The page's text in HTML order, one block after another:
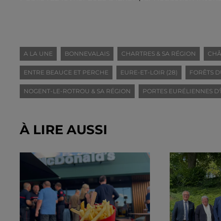
A LA UNE BONNEVALAIS CHARTRES & SA RÉGION
ENTRE BEAUCE ET PERCHE EURE-ET-LOIR (28) FORÊTS
NOGENT-LE-ROTROU & SA RÉGION PORTES EURÉLIENNES
À LIRE AUSSI